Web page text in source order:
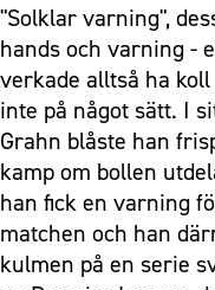
"Solklar varning",
hands och varning -
verkade alltså ha
inte på något sätt. I
Grahn blåste han
kamp om bollen
han fick en varning
matchen och han
kulmen på en serie